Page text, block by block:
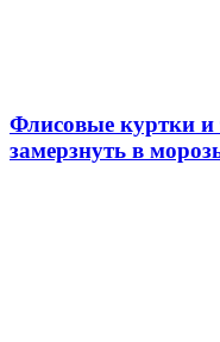
Флисовые куртки и
замерзнуть в